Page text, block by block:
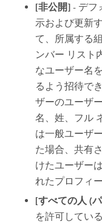
[非公開] - デフ
示および更新
て、所属する
ンバー リスト
なユーザー名
るよう招待で
ザーのユーザ
名、姓、フル
は一般ユーザ
た場合、共有
けたユーザー
れたプロフィ
[すべての人 (
を許可してい